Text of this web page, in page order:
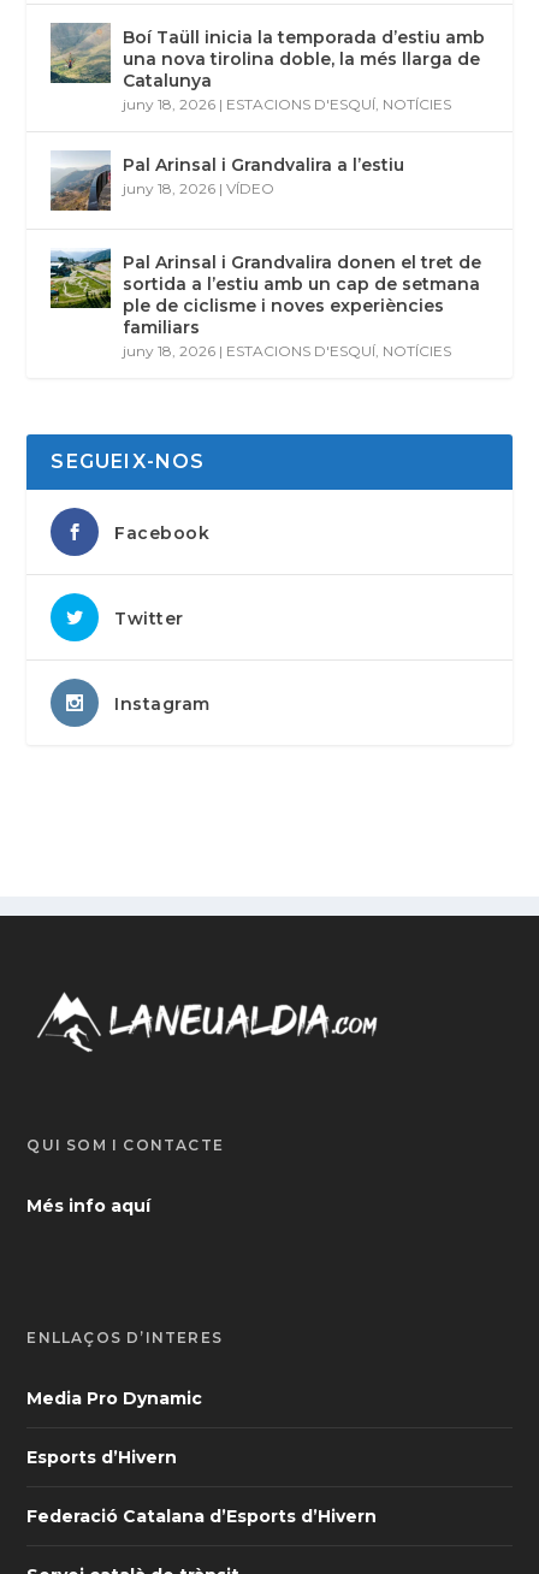
Boí Taüll inicia la temporada d’estiu amb
una nova tirolina doble, la més llarga de
Catalunya
juny 18, 2026 | ESTACIONS D'ESQUÍ, NOTÍCIES
Pal Arinsal i Grandvalira a l’estiu
juny 18, 2026 |VÍDEO
Pal Arinsal i Grandvalira donen el tret de
sortida a l’estiu amb un cap de setmana
ple de ciclisme i noves experiències
familiars
juny 18, 2026 | ESTACIONS D'ESQUÍ, NOTÍCIES
SEGUEIX-NOS
Facebook
Twitter
Instagram
QUI SOM I CONTACTE
Més info aquí
ENLLAÇOS D’INTERÈS
Media Pro Dynamic
Esports d’Hivern
Federació Catalana d’Esports d’Hivern